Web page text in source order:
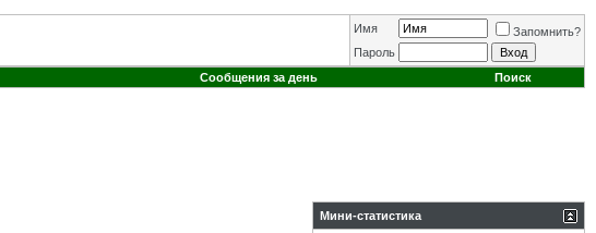
Имя
Запомнить?
Пароль
Сообщения за день Поиск
Мини-статистика